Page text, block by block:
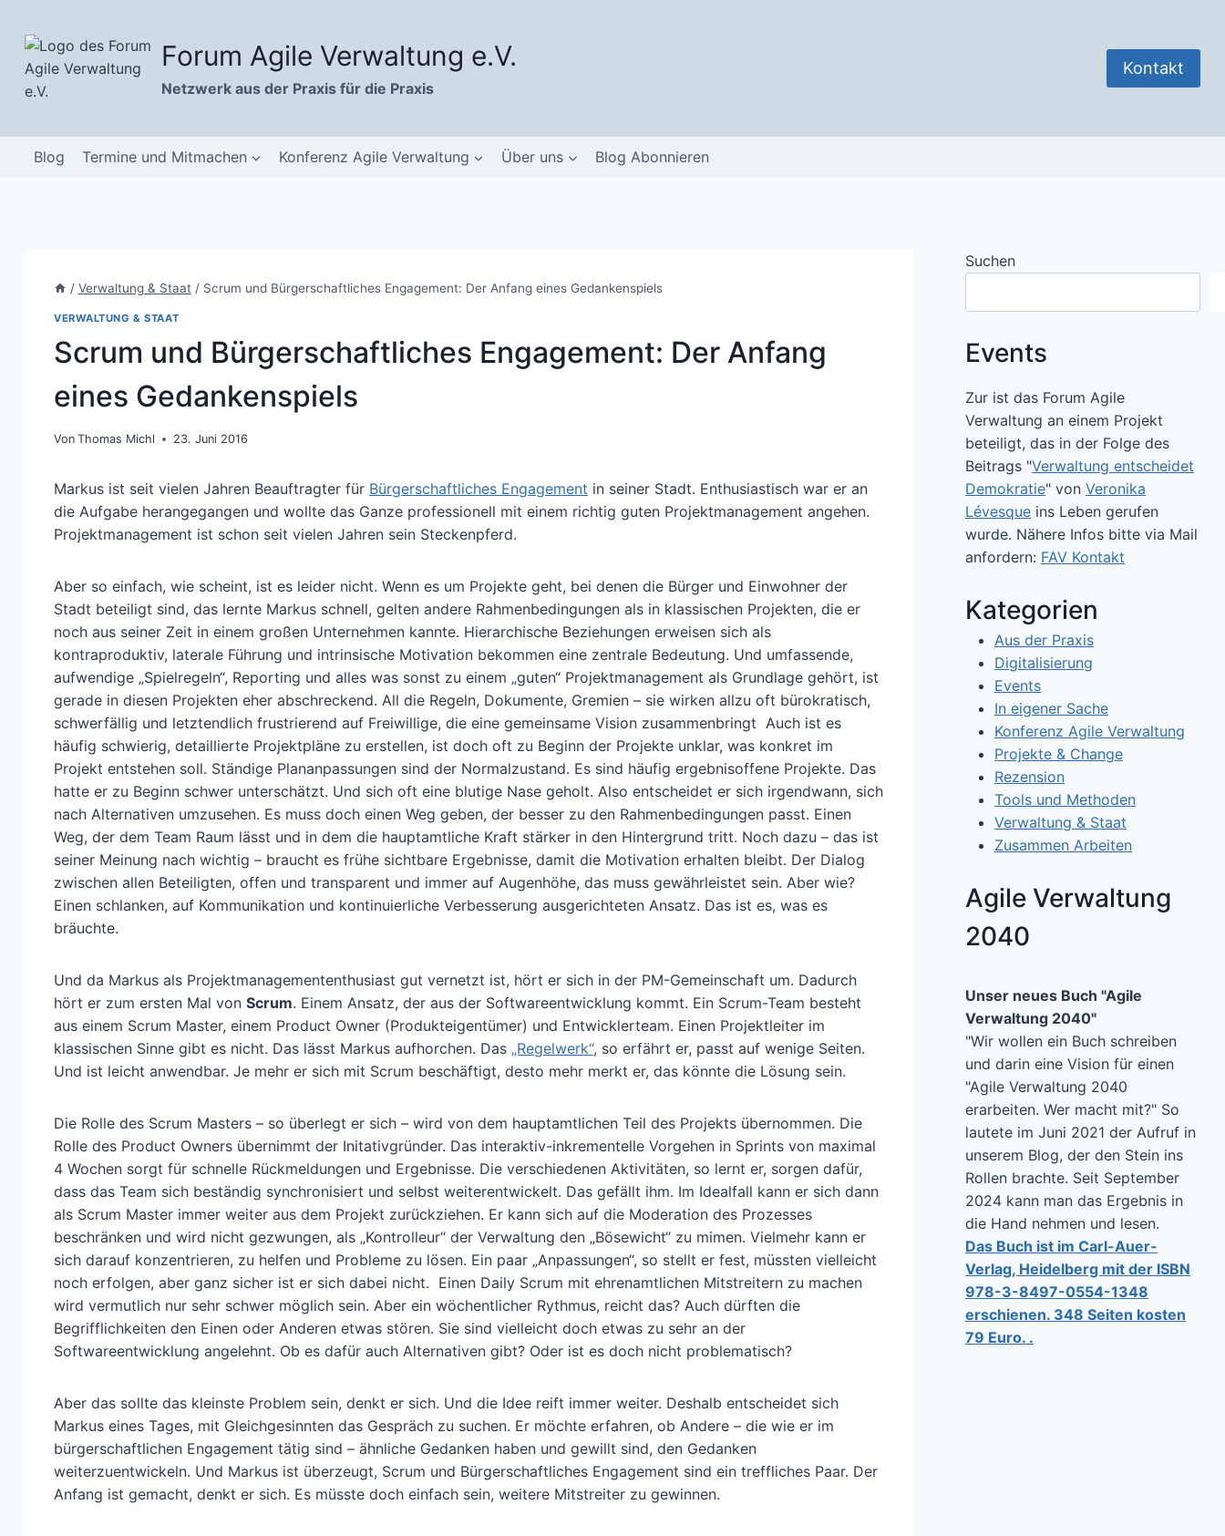
Inhalt
springen
Forum Agile Verwaltung e.V.
Netzwerk aus der Praxis für die Praxis
Kontakt
Blog Termine und Mitmachen Konferenz Agile Verwaltung Über uns Blog Abonnieren
/ Verwaltung & Staat / Scrum und Bürgerschaftliches Engagement: Der Anfang eines Gedankenspiels
VERWALTUNG & STAAT
Scrum und Bürgerschaftliches Engagement: Der Anfang
eines Gedankenspiels
Von Thomas Michl 23. Juni 2016
Markus ist seit vielen Jahren Beauftragter für Bürgerschaftliches Engagement in seiner Stadt. Enthusiastisch war er an
die Aufgabe herangegangen und wollte das Ganze professionell mit einem richtig guten Projektmanagement angehen.
Projektmanagement ist schon seit vielen Jahren sein Steckenpferd.
Aber so einfach, wie scheint, ist es leider nicht. Wenn es um Projekte geht, bei denen die Bürger und Einwohner der
Stadt beteiligt sind, das lernte Markus schnell, gelten andere Rahmenbedingungen als in klassischen Projekten, die er
noch aus seiner Zeit in einem großen Unternehmen kannte. Hierarchische Beziehungen erweisen sich als
kontraproduktiv, laterale Führung und intrinsische Motivation bekommen eine zentrale Bedeutung. Und umfassende,
aufwendige „Spielregeln“, Reporting und alles was sonst zu einem „guten“ Projektmanagement als Grundlage gehört, ist
gerade in diesen Projekten eher abschreckend. All die Regeln, Dokumente, Gremien – sie wirken allzu oft bürokratisch,
schwerfällig und letztendlich frustrierend auf Freiwillige, die eine gemeinsame Vision zusammenbringt Auch ist es
häufig schwierig, detaillierte Projektpläne zu erstellen, ist doch oft zu Beginn der Projekte unklar, was konkret im
Projekt entstehen soll. Ständige Plananpassungen sind der Normalzustand. Es sind häufig ergebnisoffene Projekte. Das
hatte er zu Beginn schwer unterschätzt. Und sich oft eine blutige Nase geholt. Also entscheidet er sich irgendwann, sich
nach Alternativen umzusehen. Es muss doch einen Weg geben, der besser zu den Rahmenbedingungen passt. Einen
Weg, der dem Team Raum lässt und in dem die hauptamtliche Kraft stärker in den Hintergrund tritt. Noch dazu – das ist
seiner Meinung nach wichtig – braucht es frühe sichtbare Ergebnisse, damit die Motivation erhalten bleibt. Der Dialog
zwischen allen Beteiligten, offen und transparent und immer auf Augenhöhe, das muss gewährleistet sein. Aber wie?
Einen schlanken, auf Kommunikation und kontinuierliche Verbesserung ausgerichteten Ansatz. Das ist es, was es
bräuchte.
Und da Markus als Projektmanagemententhusiast gut vernetzt ist, hört er sich in der PM-Gemeinschaft um. Dadurch
hört er zum ersten Mal von Scrum. Einem Ansatz, der aus der Softwareentwicklung kommt. Ein Scrum-Team besteht
aus einem Scrum Master, einem Product Owner (Produkteigentümer) und Entwicklerteam. Einen Projektleiter im
klassischen Sinne gibt es nicht. Das lässt Markus aufhorchen. Das „Regelwerk“, so erfährt er, passt auf wenige Seiten.
Und ist leicht anwendbar. Je mehr er sich mit Scrum beschäftigt, desto mehr merkt er, das könnte die Lösung sein.
Die Rolle des Scrum Masters – so überlegt er sich – wird von dem hauptamtlichen Teil des Projekts übernommen. Die
Rolle des Product Owners übernimmt der Initativgründer. Das interaktiv-inkrementelle Vorgehen in Sprints von maximal
4 Wochen sorgt für schnelle Rückmeldungen und Ergebnisse. Die verschiedenen Aktivitäten, so lernt er, sorgen dafür,
dass das Team sich beständig synchronisiert und selbst weiterentwickelt. Das gefällt ihm. Im Idealfall kann er sich dann
als Scrum Master immer weiter aus dem Projekt zurückziehen. Er kann sich auf die Moderation des Prozesses
beschränken und wird nicht gezwungen, als „Kontrolleur“ der Verwaltung den „Bösewicht“ zu mimen. Vielmehr kann er
sich darauf konzentrieren, zu helfen und Probleme zu lösen. Ein paar „Anpassungen“, so stellt er fest, müssten vielleicht
noch erfolgen, aber ganz sicher ist er sich dabei nicht. Einen Daily Scrum mit ehrenamtlichen Mitstreitern zu machen
wird vermutlich nur sehr schwer möglich sein. Aber ein wöchentlicher Rythmus, reicht das? Auch dürften die
Begrifflichkeiten den Einen oder Anderen etwas stören. Sie sind vielleicht doch etwas zu sehr an der
Softwareentwicklung angelehnt. Ob es dafür auch Alternativen gibt? Oder ist es doch nicht problematisch?
Aber das sollte das kleinste Problem sein, denkt er sich. Und die Idee reift immer weiter. Deshalb entscheidet sich
Markus eines Tages, mit Gleichgesinnten das Gespräch zu suchen. Er möchte erfahren, ob Andere – die wie er im
bürgerschaftlichen Engagement tätig sind – ähnliche Gedanken haben und gewillt sind, den Gedanken
weiterzuentwickeln. Und Markus ist überzeugt, Scrum und Bürgerschaftliches Engagement sind ein treffliches Paar. Der
Anfang ist gemacht, denkt er sich. Es müsste doch einfach sein, weitere Mitstreiter zu gewinnen.
Suchen
Events
Zur ist das Forum Agile
Verwaltung an einem Projekt
beteiligt, das in der Folge des
Beitrags "Verwaltung entscheidet
Demokratie" von Veronika
Lévesque ins Leben gerufen
wurde. Nähere Infos bitte via Mail
anfordern: FAV Kontakt
Kategorien
Aus der Praxis
Digitalisierung
Events
In eigener Sache
Konferenz Agile Verwaltung
Projekte & Change
Rezension
Tools und Methoden
Verwaltung & Staat
Zusammen Arbeiten
Agile Verwaltung
2040
Unser neues Buch "Agile
Verwaltung 2040"
"Wir wollen ein Buch schreiben
und darin eine Vision für einen
"Agile Verwaltung 2040
erarbeiten. Wer macht mit?" So
lautete im Juni 2021 der Aufruf in
unserem Blog, der den Stein ins
Rollen brachte. Seit September
2024 kann man das Ergebnis in
die Hand nehmen und lesen.
Das Buch ist im Carl-Auer-
Verlag, Heidelberg mit der ISBN
978-3-8497-0554-1348
erschienen. 348 Seiten kosten
79 Euro. .